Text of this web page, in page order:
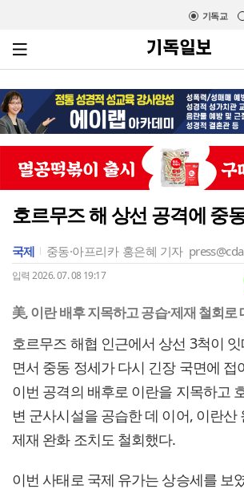
기독교
호르무즈 해 상선 공격에 중
국제 중동·아프리카 홍은혜 기자
입력 2026. 07. 08 19:17
美, 이란 배후 지목하고 공습·제재 철회로
호르무즈 해협 인근에서 상선 3척이
면서 중동 정세가 다시 긴장 국면에 접
이번 공격의 배후로 이란을 지목하고
변 군사시설을 공습한 데 이어, 이란산
제재 완화 조치도 철회했다.
이번 사태로 국제 유가는 상승세를 보